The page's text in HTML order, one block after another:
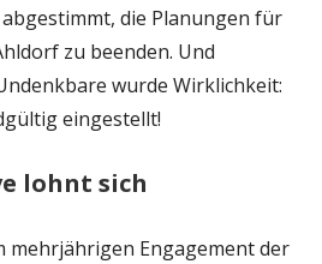
die Planungen für
zu beenden. Und
wurde Wirklichkeit:
eingestellt!
lohnt sich
mehrjährigen Engagement der